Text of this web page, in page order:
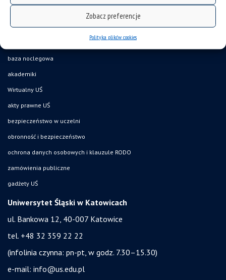
Zobacz preferencje
Polityka plików cookies
oferty pracy
baza noclegowa
akademiki
Wirtualny UŚ
akty prawne UŚ
bezpieczeństwo w uczelni
obronność i bezpieczeństwo
ochrona danych osobowych i klauzule RODO
zamówienia publiczne
gadżety UŚ
Uniwersytet Śląski w Katowicach
ul. Bankowa 12, 40-007 Katowice
tel. +48 32 359 22 22
(infolinia czynna: pn-pt, w godz. 7.30–15.30)
e-mail: info@us.edu.pl